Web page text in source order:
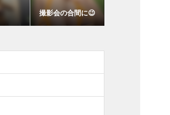
撮影会の合間に😉